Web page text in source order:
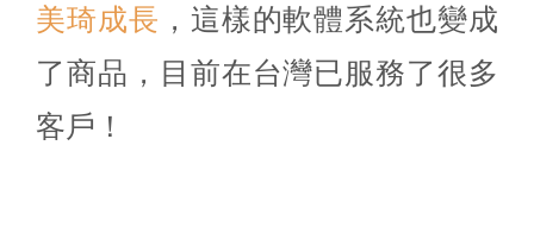
美琦成長 ，這樣的軟體系統也變成
了商品，目前在台灣已服務了很多
客戶！